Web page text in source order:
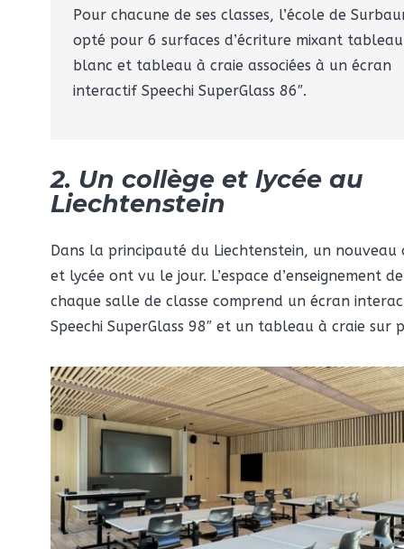
Pour chacune de ses classes, l’école de
opté pour 6 surfaces d’écriture mixant tableau
blanc et tableau à craie associées à un écran
interactif Speechi SuperGlass 86″.
2. Un collège et lycée au
Liechtenstein
Dans la principauté du Liechtenstein, un nouveau
et lycée ont vu le jour. L’espace d’enseignement de
chaque salle de classe comprend un écran
Speechi SuperGlass 98″ et un tableau à craie sur